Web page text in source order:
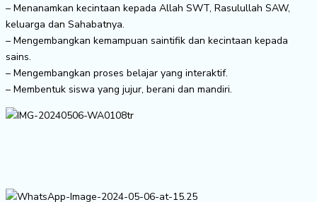
– Menanamkan kecintaan kepada Allah SWT, Rasulullah SAW,
keluarga dan Sahabatnya.
– Mengembangkan kemampuan saintifik dan kecintaan kepada
sains.
– Mengembangkan proses belajar yang interaktif.
– Membentuk siswa yang jujur, berani dan mandiri.